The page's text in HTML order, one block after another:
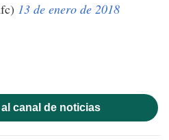
13 de enero de 2018
canal de noticias